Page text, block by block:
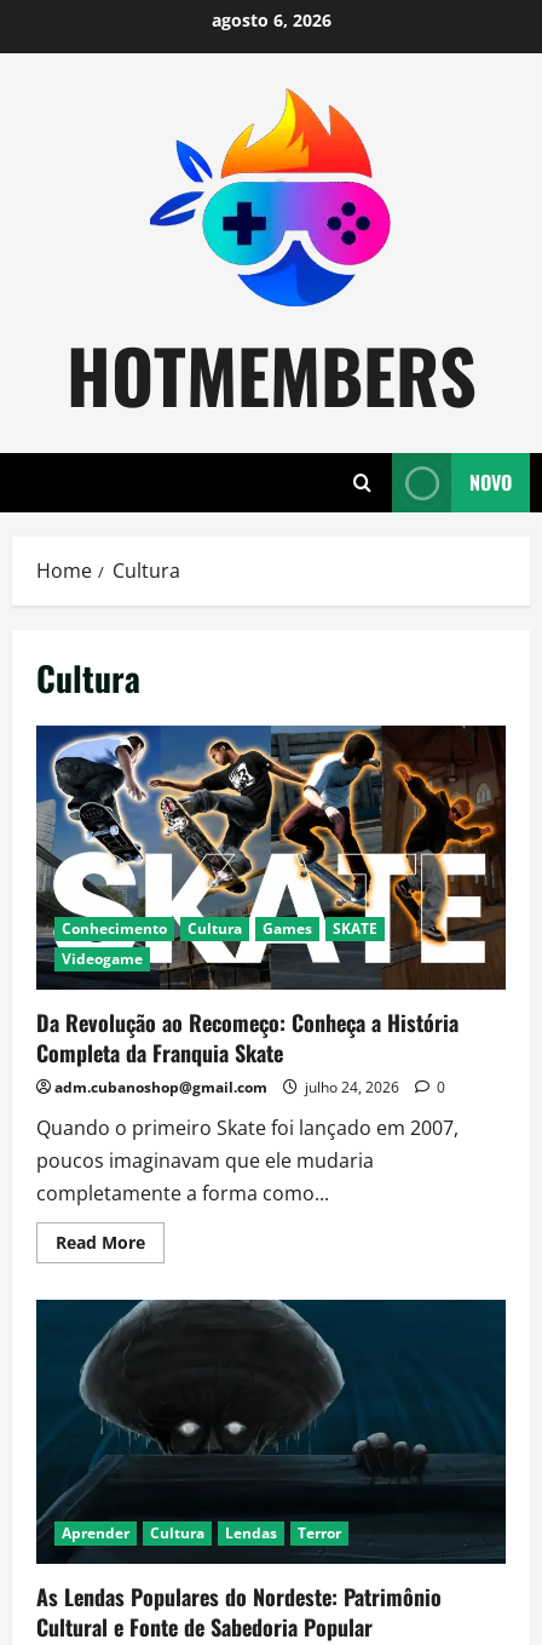
to
agosto 6, 2026
HOTMEMBERS
NOVO
Home Cultura
Cultura
Conhecimento Cultura Games
SKATE
Videogame
Da Revolução ao Recomeço: Conheça a História
Completa da Franquia Skate
adm.cubanoshop@gmail.com julho 24, 2026 0
Quando o primeiro Skate foi lançado em 2007,
poucos imaginavam que ele mudaria
completamente a forma como...
Read MoreRead
more
Revolução
ao
da
Franquia
Skate
Aprender Cultura Lendas Terror
As Lendas Populares do Nordeste: Patrimônio
Cultural e Fonte de Sabedoria Popular